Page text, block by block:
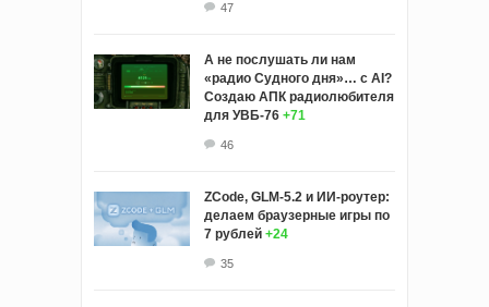
47
А не послушать ли нам
«радио Судного дня»… с AI?
Создаю АПК радиолюбителя
для УВБ-76 +71
46
ZCode, GLM-5.2 и ИИ-роутер:
делаем браузерные игры по
7 рублей +24
35